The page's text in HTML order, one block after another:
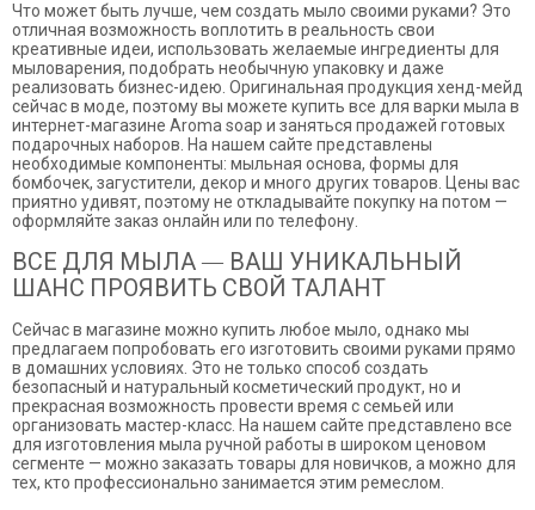
Что может быть лучше, чем создать мыло своими руками? Это
отличная возможность воплотить в реальность свои
креативные идеи, использовать желаемые ингредиенты для
мыловарения, подобрать необычную упаковку и даже
реализовать бизнес-идею. Оригинальная продукция хенд-мейд
сейчас в моде, поэтому вы можете купить все для варки мыла в
интернет-магазине Aroma soap и заняться продажей готовых
подарочных наборов. На нашем сайте представлены
необходимые компоненты: мыльная основа, формы для
бомбочек, загустители, декор и много других товаров. Цены вас
приятно удивят, поэтому не откладывайте покупку на потом —
оформляйте заказ онлайн или по телефону.
ВСЕ ДЛЯ МЫЛА — ВАШ УНИКАЛЬНЫЙ
ШАНС ПРОЯВИТЬ СВОЙ ТАЛАНТ
Сейчас в магазине можно купить любое мыло, однако мы
предлагаем попробовать его изготовить своими руками прямо
в домашних условиях. Это не только способ создать
безопасный и натуральный косметический продукт, но и
прекрасная возможность провести время с семьей или
организовать мастер-класс. На нашем сайте представлено все
для изготовления мыла ручной работы в широком ценовом
сегменте — можно заказать товары для новичков, а можно для
тех, кто профессионально занимается этим ремеслом.